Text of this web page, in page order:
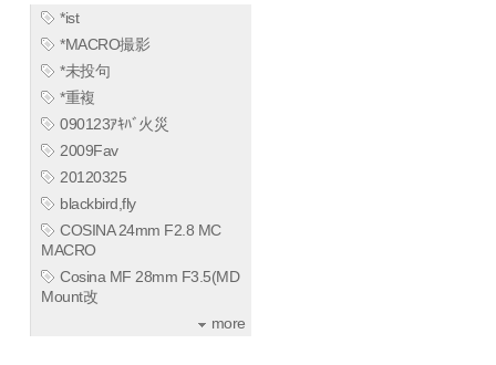
*ist
*MACRO撮影
*未投句
*重複
090123ｱｷﾊﾞ火災
2009Fav
20120325
blackbird,fly
COSINA 24mm F2.8 MC
MACRO
Cosina MF 28mm F3.5(MD
Mount改
more